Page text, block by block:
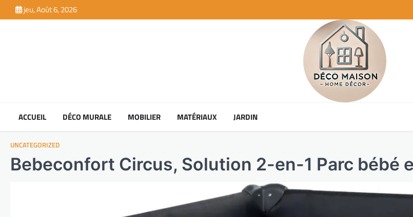
to
jeu, Août 6, 2026
ACCUEIL DÉCO MURALE MOBILIER MATÉRIAUX JARDIN
UNCATEGORIZED
Bebeconfort Circus, Solution 2-en-1 Parc bébé